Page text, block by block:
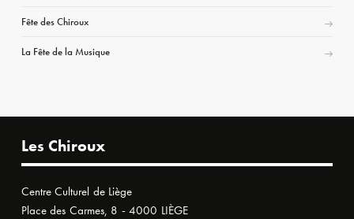
Fête des Chiroux
La Fête de la Musique
Les Chiroux
Centre Culturel de Liège
Place des Carmes, 8 - 4000 LIÈGE